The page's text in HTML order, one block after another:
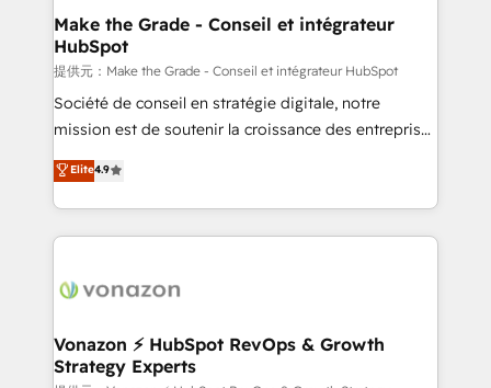
avec un engagement total, alignant processus
métiers et technologie, et guidant vos équipes à
travers le changement, tout en centrant vos objectifs
d’entreprise. Grâce à une méthodologie éprouvée
auprès de plus de 400 clients, nous comprenons
HubSpot dans votre organisation. Pour toute
question technique ou besoin de structuration de
Make the Grade - Conseil et intégrateur
HubSpot
提供元：Make the Grade - Conseil et intégrateur HubSpot
Société de conseil en stratégie digitale, notre
mission est de soutenir la croissance des entreprises
B2B à travers l’acquisition de nouveaux clients,
l'intégration CRM et le développement des revenus
auprès de vos comptes existants. En France et à
l'international, nous travaillons avec des ETI
delà d’une simple transformation digitale et des
➤ L’intégration de CRM et de méthodologie RevOps
pour aligner les équipes marketing, commerciales et
Elite4.9
Vonazon ⚡ HubSpot RevOps & Growth
Strategy Experts